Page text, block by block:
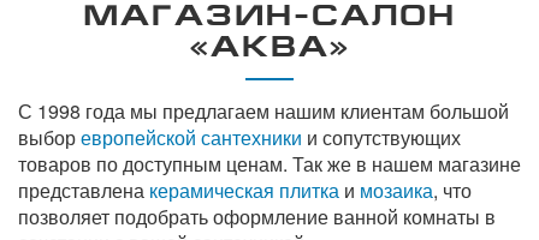
МАГАЗИН-САЛОН
«АКВА»
С 1998 года мы предлагаем нашим клиентам большой
выборевропейской сантехники и сопутствующих
товаров по доступным ценам. Так же в нашем магазине
представлена керамическая плитка и мозаика, что
позволяет подобрать оформление ванной комнаты в